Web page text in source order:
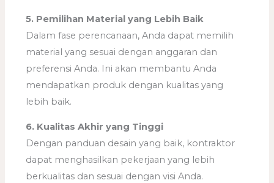
5. Pemilihan Material yang Lebih Baik
Dalam fase perencanaan, Anda dapat memilih
material yang sesuai dengan anggaran dan
preferensi Anda. Ini akan membantu Anda
mendapatkan produk dengan kualitas yang
lebih baik.
6. Kualitas Akhir yang Tinggi
Dengan panduan desain yang baik, kontraktor
dapat menghasilkan pekerjaan yang lebih
berkualitas dan sesuai dengan visi Anda.